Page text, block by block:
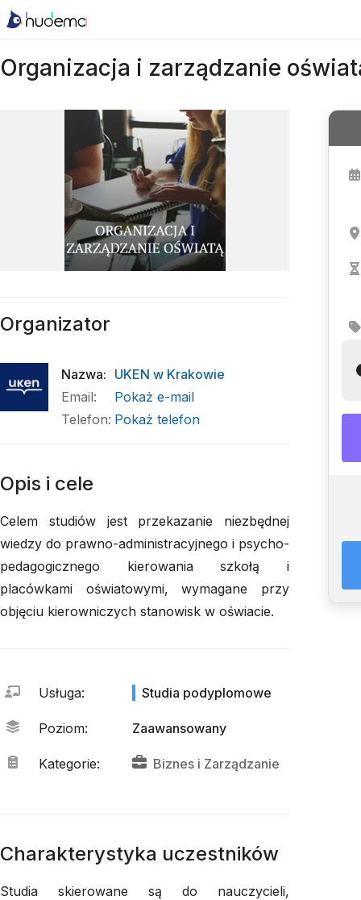
Organizacja i zarządzanie
Organizator
Nazwa: UKEN w Krakowie
Email:
Pokaż e-mail
Telefon: Pokaż telefon
Opis i cele
Celem studiów jest przekazanie niezbędnej
wiedzy do prawno-administracyjnego i psycho-
pedagogicznego kierowania szkołą i
placówkami oświatowymi, wymagane przy
objęciu kierowniczych stanowisk w oświacie.
Usługa: Studia podyplomowe
Poziom: Zaawansowany
Kategorie: Biznes i Zarządzanie
Charakterystyka uczestników
Studia skierowane są do nauczycieli,